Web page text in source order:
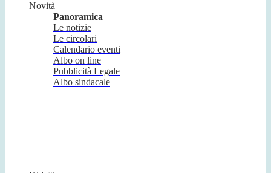
Novità
Panoramica
Le notizie
Le circolari
Calendario eventi
Albo on line
Pubblicità Legale
Albo sindacale